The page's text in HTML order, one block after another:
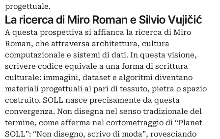
progettuale.
La ricerca di Miro Roman e Silvio Vujičić
A questa prospettiva si affianca la ricerca di Miro
Roman, che attraversa architettura, cultura
computazionale e sistemi di dati. In questa visione,
scrivere codice equivale a una forma di scrittura
culturale: immagini, dataset e algoritmi diventano
materiali progettuali al pari di tessuto, pietra o spazio
costruito. SOLL nasce precisamente da questa
convergenza. Non disegna nel senso tradizionale del
termine, come afferma nel cortometraggio di “Planet
SOLL”: “Non disegno, scrivo di moda”, rovesciando